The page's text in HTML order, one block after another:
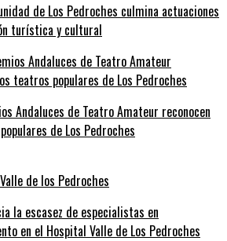
de Los Pedroches culmina actuaciones
turística y cultural
Andaluces de Teatro Amateur reconocen
de Los Pedroches
la escasez de especialistas en
en el Hospital Valle de Los Pedroches